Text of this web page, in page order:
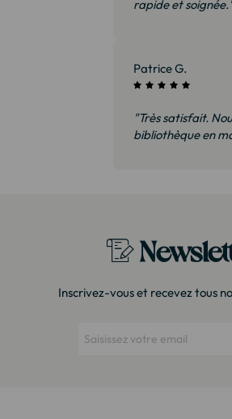
rapide et
Patrice G.
"Très satisfait.
bibliothèque en
Inscrivez-vous et recevez tous